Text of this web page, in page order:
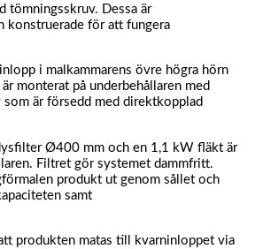
tömningsskruv. Dessa är
konstruerade för att fungera
i malkammarens övre högra hörn
monterat på underbehållaren med
som är försedd med direktkopplad
Ø400 mm och en 1,1 kW fläkt är
Filtret gör systemet dammfritt.
produkt ut genom sållet och
samt
produkten matas till kvarninloppet via